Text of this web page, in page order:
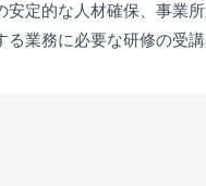
定的な人材確保、事業
業務に必要な研修の受講